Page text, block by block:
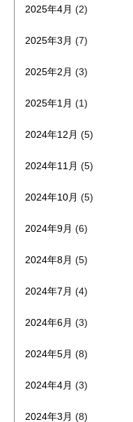
2025年4月 (2)
2025年3月 (7)
2025年2月 (3)
2025年1月 (1)
2024年12月 (5)
2024年11月 (5)
2024年10月 (5)
2024年9月 (6)
2024年8月 (5)
2024年7月 (4)
2024年6月 (3)
2024年5月 (8)
2024年4月 (3)
2024年3月 (8)